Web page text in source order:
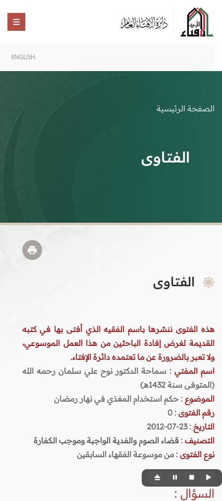
ENGLISH
الصفحة الرئيسية
الفتاوى
الفتاوى
هذه الفتوى ننشرها باسم الفقيه الذي أفتى بها في كتبه
القديمة لغرض إفادة الباحثين من هذا العمل الموسوعي،
ولا تعبر بالضرورة عن ما تعتمده دائرة الإفتاء.
اسم المفتي : سماحة الدكتور نوح علي سلمان رحمه الله
(المتوفى سنة 1432هـ)
الموضوع : حكم استخدام المغذي في نهار رمضان
رقم الفتوى :
0
التاريخ : 23-07-2012
التصنيف : قضاء الصوم والفدية الواجبة وموجب الكفارة
نوع الفتوى : من موسوعة الفقهاء السابقين
السؤال :